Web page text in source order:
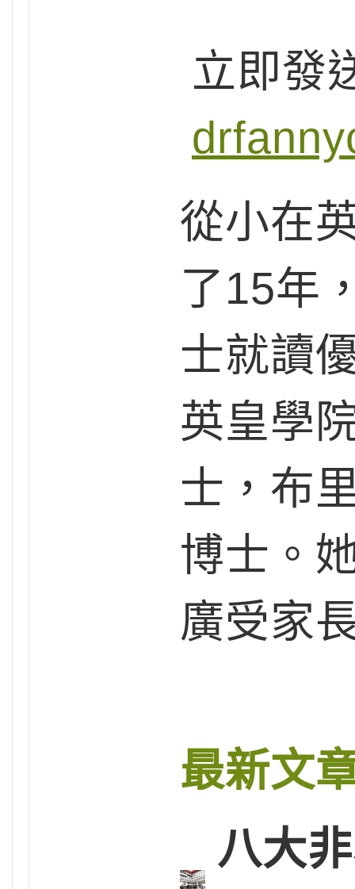
立即發
從小在
了15年
士就讀
英皇學
士，布
博士。
廣受家
最新文
八大